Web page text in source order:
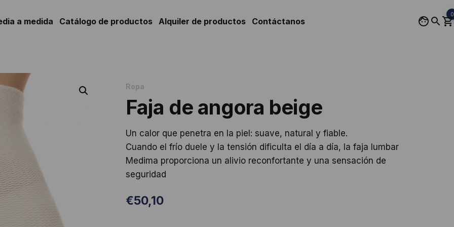
0
a medida Catálogo de productos Alquiler de productos Contáctanos
Ropa
Faja de angora beige
Un calor que penetra en la piel: suave, natural y fiable.
Cuando el frío duele y la tensión dificulta el día a día, la faja lumbar
Medima proporciona un alivio reconfortante y una sensación de
seguridad
€50,10